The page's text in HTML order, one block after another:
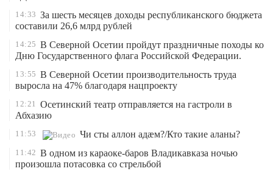
14:33 За шесть месяцев доходы республиканского бюджета
составили 26,6 млрд рублей
14:25 В Северной Осетии пройдут праздничные походы ко
Дню Государственного флага Российской Федерации.
13:55 В Северной Осетии производительность труда
выросла на 47% благодаря нацпроекту
12:21 Осетинский театр отправляется на гастроли в
Абхазию
11:53 Чи сты аллон адæм?/Кто такие аланы?
11:42 В одном из караоке-баров Владикавказа ночью
произошла потасовка со стрельбой